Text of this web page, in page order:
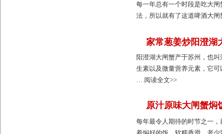
每一年总有一个时段是吃大
法，所以就有了这道啤酒大
家常葱姜炒阳澄湖
阳澄湖大闸蟹产于苏州，也
生素以及微量营养元素，它
… 阅读全文>>
原汁原味大闸蟹焖
每年最令人期待的时节之一